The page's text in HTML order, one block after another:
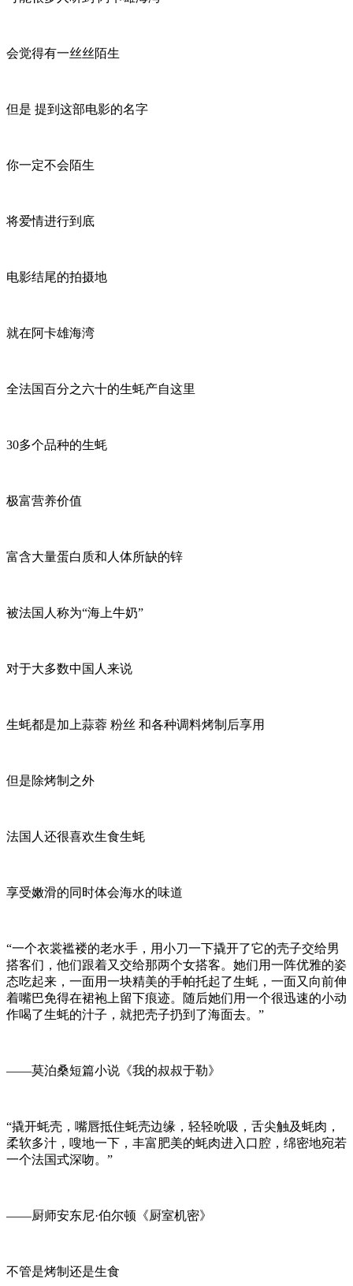
会觉得有一丝丝陌生
但是 提到这部电影的名字
你一定不会陌生
将爱情进行到底
电影结尾的拍摄地
就在阿卡雄海湾
全法国百分之六十的生蚝产自这里
30多个品种的生蚝
极富营养价值
富含大量蛋白质和人体所缺的锌
被法国人称为“海上牛奶”
对于大多数中国人来说
生蚝都是加上蒜蓉 粉丝 和各种调料烤制后享用
但是除烤制之外
法国人还很喜欢生食生蚝
享受嫩滑的同时体会海水的味道
“一个衣裳褴褛的老水手，用小刀一下撬开了它的壳子交给男
搭客们，他们跟着又交给那两个女搭客。她们用一阵优雅的姿
态吃起来，一面用一块精美的手帕托起了生蚝，一面又向前伸
着嘴巴免得在裙袍上留下痕迹。随后她们用一个很迅速的小动
作喝了生蚝的汁子，就把壳子扔到了海面去。”
——莫泊桑短篇小说《我的叔叔于勒》
“撬开蚝壳，嘴唇抵住蚝壳边缘，轻轻吮吸，舌尖触及蚝肉，
柔软多汁，嗖地一下，丰富肥美的蚝肉进入口腔，绵密地宛若
一个法国式深吻。”
——厨师安东尼·伯尔顿《厨室机密》
不管是烤制还是生食